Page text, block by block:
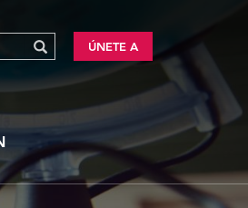
ÚNETE A